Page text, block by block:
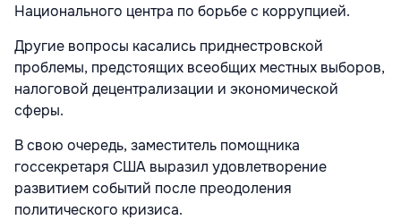
Национального центра по борьбе с коррупцией.
Другие вопросы касались приднестровской
проблемы, предстоящих всеобщих местных выборов,
налоговой децентрализации и экономической
сферы.
В свою очередь, заместитель помощника
госсекретаря США выразил удовлетворение
развитием событий после преодоления
политического кризиса.